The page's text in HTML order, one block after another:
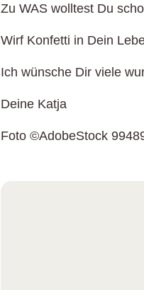
Zu WAS wolltest Du
Wirf Konfetti in Dein
Ich wünsche Dir viele
Deine Katja
Foto ©AdobeStock